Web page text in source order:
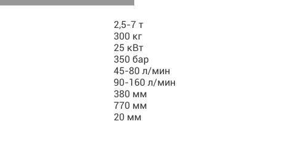
2,5-7 т
300 кг
25 кВт
350 бар
45-80 л/мин
90-160 л/мин
380 мм
770 мм
20 мм